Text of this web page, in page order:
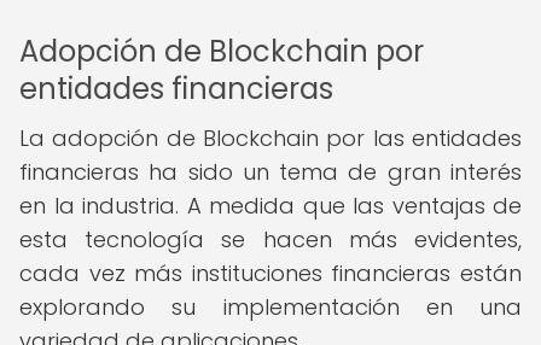
Adopción de Blockchain por
entidades financieras
La adopción de Blockchain por las entidades
financieras ha sido un tema de gran interés
en la industria. A medida que las ventajas de
esta tecnología se hacen más evidentes,
cada vez más instituciones financieras están
explorando su implementación en una